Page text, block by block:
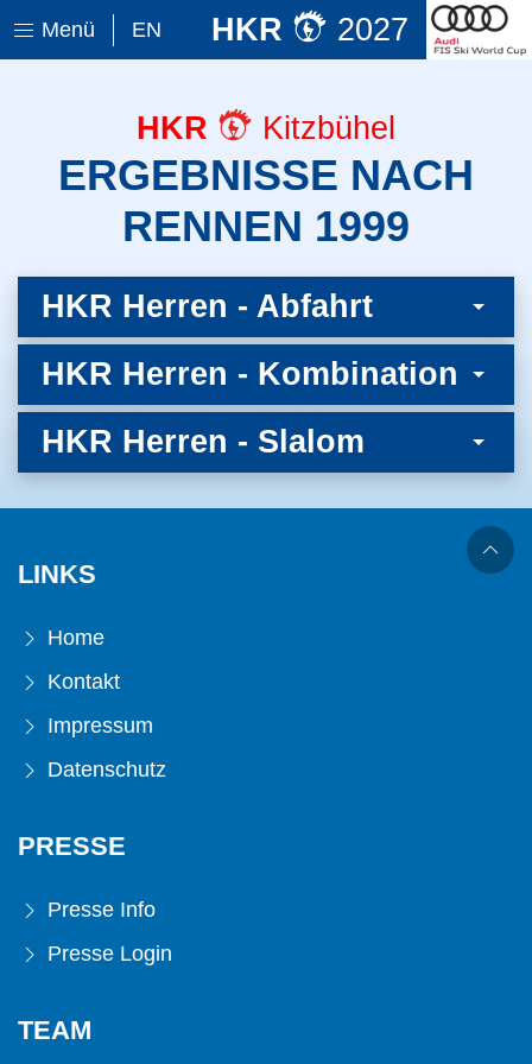
Menü EN HKR 2027
HKR Kitzbühel
ERGEBNISSE NACH
RENNEN 1999
HKR Herren - Abfahrt
HKR Herren - Kombination
HKR Herren - Slalom
LINKS
Home
Kontakt
Impressum
Datenschutz
PRESSE
Presse Info
Presse Login
TEAM